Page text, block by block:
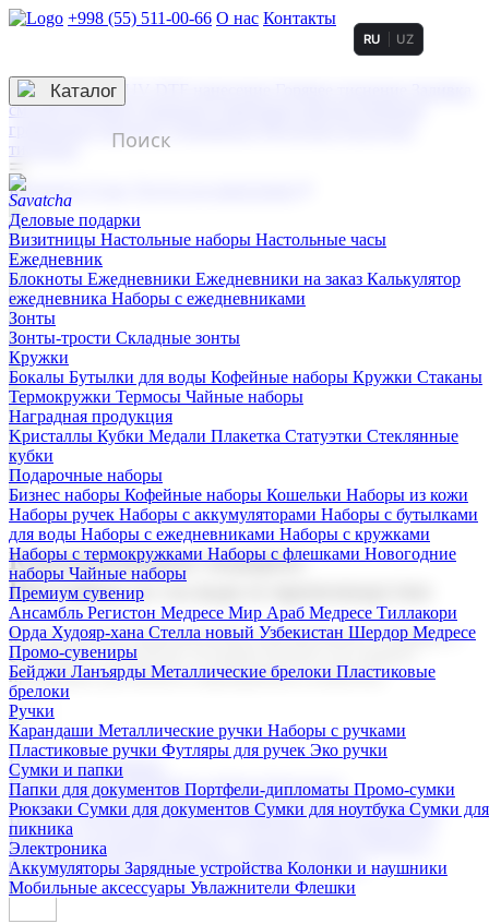
+998 (55) 511-00-66 О нас Контакты
3D гравировка
смолой (Doming)
гравировка твердая
тиснение
RU UZ
☰
Контакты
Каталог
Деловые подарки
Визитницы Настольные наборы Настольные часы
Ежедневник
Блокноты Ежедневники Ежедневники на заказ Калькулятор
ежедневника Наборы с ежедневниками
Зонты
Зонты-трости Складные зонты
Кружки
Бокалы Бутылки для воды Кофейные наборы Кружки Стаканы
Термокружки Термосы Чайные наборы
Наградная продукция
Kристаллы Кубки Медали Плакетка Статуэтки Стеклянные
кубки
Подарочные наборы
Бизнес наборы Кофейные наборы Кошельки Наборы из кожи
Наборы ручек Наборы с аккумуляторами Наборы с бутылками
для воды Наборы с ежедневниками Наборы с кружками
Наборы с термокружками Наборы с флешками Новогодние
наборы Чайные наборы
Премиум сувенир
Ансамбль Регистон Медресе Мир Араб Медресе Тиллакори
Орда Худояр-хана Стелла новый Узбекистан Шердор Медресе
Промо-сувениры
Бейджи Ланъярды Металлические брелоки Пластиковые
брелоки
Ручки
Карандаши Металлические ручки Наборы с ручками
Пластиковые ручки Футляры для ручек Эко ручки
Сумки и папки
Папки для документов Портфели-дипломаты Промо-сумки
Рюкзаки Сумки для документов Сумки для ноутбука Сумки для
пикника
Электроника
Аккумуляторы Зарядные устройства Колонки и наушники
Мобильные аксессуары Увлажнители Флешки
Корпоративные подарки
Поставка со склада и производство
Мы предлагаем широкий выбор корпоративных подарков и
сувениров с логотипом. В нашем каталоге вы найдете
продукцию для бизнеса, мероприятия и клиентов.
Подарочные наборы
Бизнес наборыКофейные наборы Кошельки
Наборы из кожиНаборы ручекНаборы с аккумуляторами
Наборы с бутылками для воды
Наборы с ежедневниками
Наборы с кружками
флешкамиНовогодние наборыЧайные наборы